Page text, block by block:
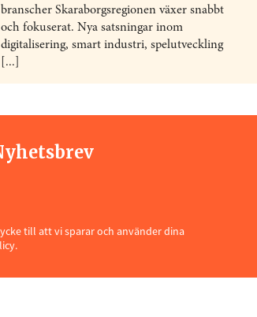
branscher Skaraborgsregionen växer snabbt
och fokuserat. Nya satsningar inom
digitalisering, smart industri, spelutveckling
[...]
till att vi sparar och använder dina